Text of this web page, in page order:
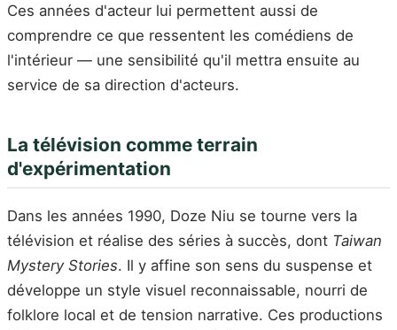
Ces années d'acteur lui permettent aussi de
comprendre ce que ressentent les comédiens de
l'intérieur — une sensibilité qu'il mettra ensuite au
service de sa direction d'acteurs.
La télévision comme terrain
d'expérimentation
Dans les années 1990, Doze Niu se tourne vers la
télévision et réalise des séries à succès, dont Taiwan
Mystery Stories. Il y affine son sens du suspense et
développe un style visuel reconnaissable, nourri de
folklore local et de tension narrative. Ces productions